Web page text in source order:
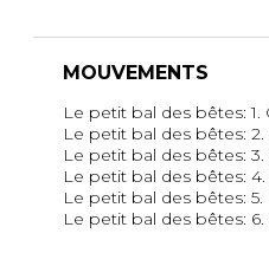
MOUVEMENTS
Le petit bal des bêtes:
Le petit bal des bêtes: 2.
Le petit bal des bêtes:
Le petit bal des bêtes:
Le petit bal des bêtes:
Le petit bal des bêtes: